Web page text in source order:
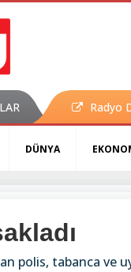
Radyo
DÜNYA
polis, tabanca ve